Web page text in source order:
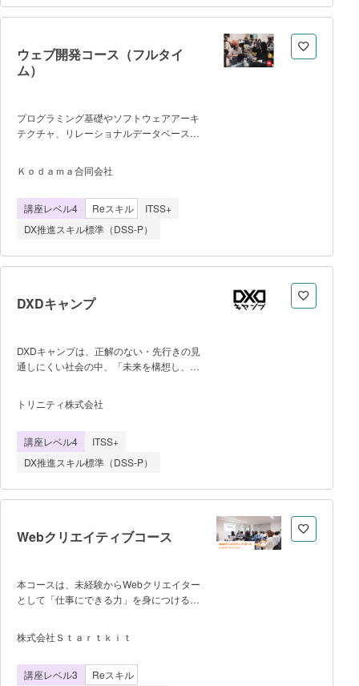
解析や機械学習を行うことができる。
ード・可視化を行うことができる。 ④
気象データを利活用したプロジェクトを企
画・検討・検証することができる。
ウェブ開発コース（フルタイ
ム）
プログラミング基礎やソフトウェアアーキ
テクチャ、リレーショナルデータベース、
発、最新のJavascript、ES&を使った開
発、Rail、Airbnbクローンの設計、そして
ロイ・プロダクトのピッチ発表
Ｋｏｄａｍａ合同会社
講座レベル4 Reスキル
ITSS+
DX推進スキル標準（DSS-P）
DXDキャンプ
DXDキャンプは、正解のない・先行きの見
通しにくい社会の中、「未来を構想し、事
ます。 新しい視点や考え方を求めてい
る方・異業種の人と交流し、共創したい
を中心に、新規事業、知財、経営企画 等
多様な専門性・業界の方にご参加頂いてい
ます。 ■ 毎年5～10月、10月
～3月の2期開講 ■ カリキュラ
ム インプットから、確実なアウトプッ
に学ぶ 「レクチャー」「ワークショッ
実に力をつける4か月をご用意していま
す。 1）レクチャー（合計6講
座） ビジネスの推進に必須となった生
は」を探究する2つのパートで構成。
ト」（4講座） B. 今こそ必要な「ヒュ
トリニティ株式会社
講座レベル4
ITSS+
DX推進スキル標準（DSS-P）
Webクリエイティブコース
本コースは、未経験からWebクリエイター
として「仕事にできる力」を身につけるこ
ムです。通学（大阪）・オンラインのどち
らでも受講可能で、デザインとコーディン
は、Webデザインの基礎理論、UI設計、
株式会社Ｓｔａｒｔｋｉｔ
講座レベル3 Reスキル